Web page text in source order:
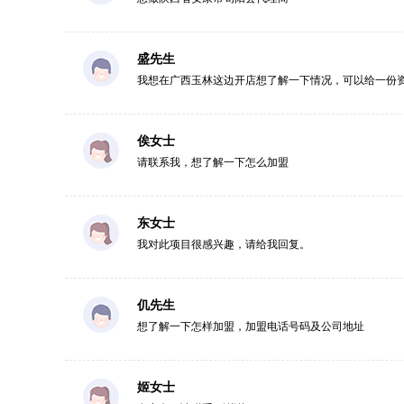
盛先生
我想在广西玉林这边开店想了解一下情况，可以给一份
俟女士
请联系我，想了解一下怎么加盟
东女士
我对此项目很感兴趣，请给我回复。
仉先生
想了解一下怎样加盟，加盟电话号码及公司地址
姬女士